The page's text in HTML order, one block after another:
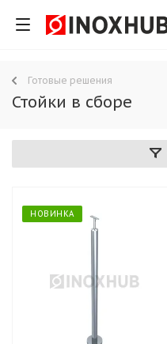
Готовые решения
Стойки в сборе
НОВИНКА